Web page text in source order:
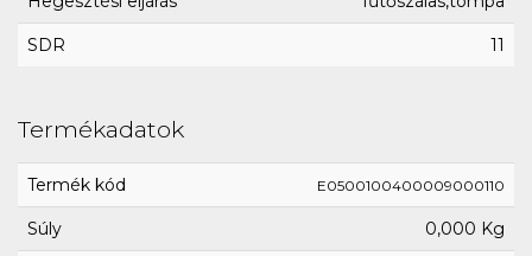
SDR 11
Termékadatok
Termék kód E0500100400009000110
Súly 0,000 Kg